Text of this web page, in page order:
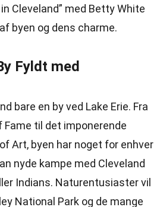
Cleveland” med Betty White
byen og dens charme.
Fyldt med
bare en by ved Lake Erie. Fra
Fame til det imponerende
Art, byen har noget for enhver
nyde kampe med Cleveland
Indians. Naturentusiaster vil
National Park og de mange